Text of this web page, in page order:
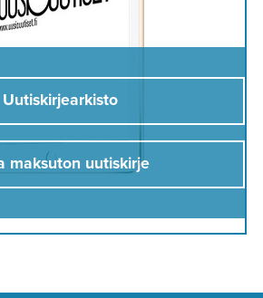
Uutiskirjearkisto
maksuton uutiskirje